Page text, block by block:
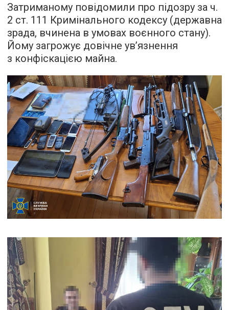
Затриманому повідомили про підозру за ч.
2 ст. 111 Кримінального кодексу (державна
зрада, вчинена в умовах воєнного стану).
Йому загрожує довічне ув’язнення
з конфіскацією майна.